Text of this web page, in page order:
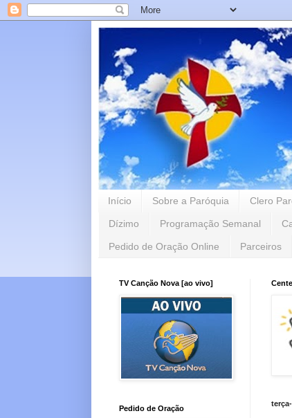
Início Sobre a Paróquia Clero
Dízimo Programação Semanal
Pedido de Oração Online Parceiros
TV Canção Nova [ao vivo]
Pedido de Oração